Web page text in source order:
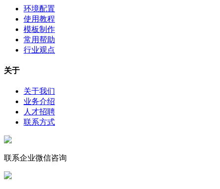
环境配置
使用教程
模板制作
常用帮助
行业观点
关于
关于我们
业务介绍
人才招聘
联系方式
联系企业微信咨询